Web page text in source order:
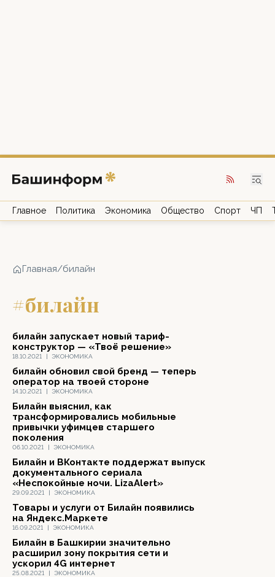
Главное Политика Экономика Общество Спорт ЧП
Главная/билайн
#билайн
18.10.2021 | ЭКОНОМИКА
билайн запускает новый тариф-
конструктор — «Твоё решение»
14.10.2021 | ЭКОНОМИКА
билайн обновил свой бренд — теперь
оператор на твоей стороне
06.10.2021 | ЭКОНОМИКА
Билайн выяснил, как
трансформировались мобильные
привычки уфимцев старшего
поколения
29.09.2021 | ЭКОНОМИКА
Билайн и ВКонтакте поддержат выпуск
документального сериала
«Неспокойные ночи. LizaAlert»
16.09.2021 | ЭКОНОМИКА
Товары и услуги от Билайн появились
на Яндекс.Маркете
25.08.2021 | ЭКОНОМИКА
Билайн в Башкирии значительно
расширил зону покрытия сети и
ускорил 4G интернет